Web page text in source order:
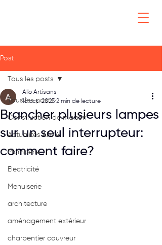
Post
Tous les posts
Construction de maison
Actualités Allo'A
Plomberie
Electricité
Menuiserie
architecture
aménagement extérieur
charpentier couvreur
Tous les posts
Brancher plusieurs lampes
sur un seul interrupteur:
comment faire?
Allo Artisans
16 oct. 2023 2 min de lecture